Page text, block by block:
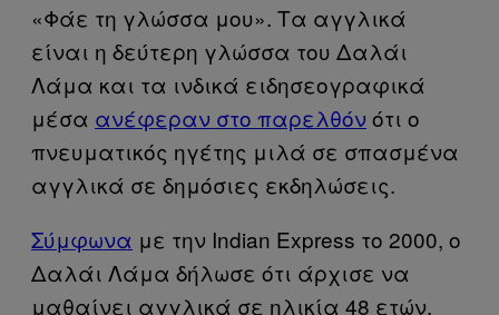
«Φάε τη γλώσσα μου». Τα αγγλικά
είναι η δεύτερη γλώσσα του Δαλάι
Λάμα και τα ινδικά ειδησεογραφικά
μέσα ανέφεραν στο παρελθόν ότι ο
πνευματικός ηγέτης μιλά σε σπασμένα
αγγλικά σε δημόσιες εκδηλώσεις.
Σύμφωνα με την Indian Express το 2000, ο
Δαλάι Λάμα δήλωσε ότι άρχισε να
μαθαίνει αγγλικά σε ηλικία 48 ετών.